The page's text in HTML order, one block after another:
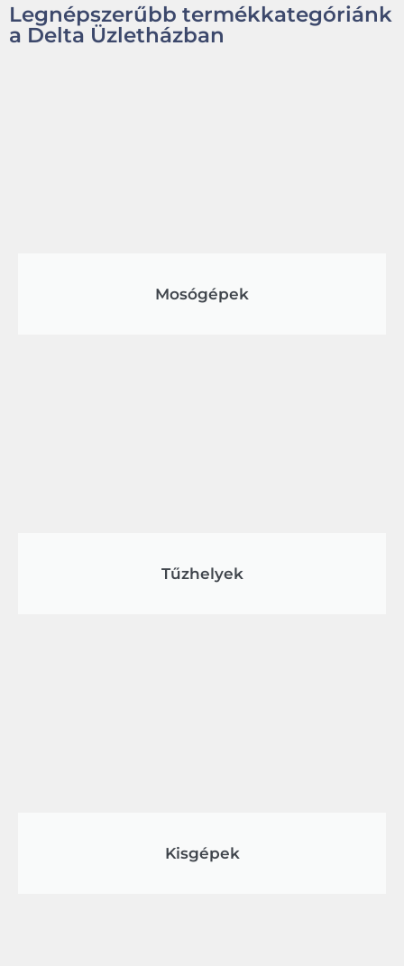
Legnépszerűbb termékkategóriánk
a Delta Üzletházban
Mosógépek
Tűzhelyek
Kisgépek